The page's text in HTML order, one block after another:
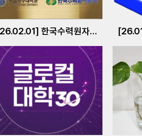
[26.02.01] 한국수력원자력 K-CLOUD 연구기관